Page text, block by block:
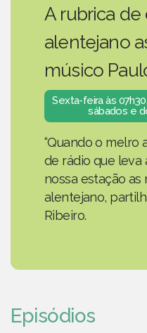
A rubrica de
alentejano
músico
Sexta-feira às
sábados e
“Quando o melro
de rádio que leva
nossa estação
alentejano,
Ribeiro.
Episódios